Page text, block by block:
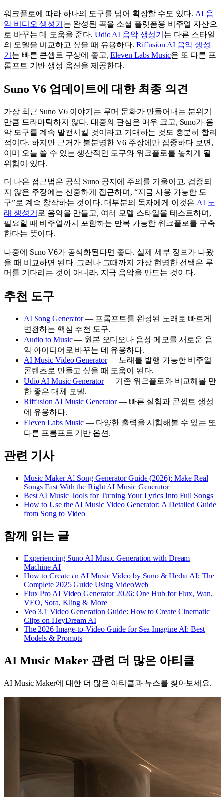
워크플로에 따라 하나의 도구를 넘어 확장할 수도 있다. AI 음
악 비디오 생성기 는 완성된 곡을 소셜 플랫폼용 비주얼 자산으
로 바꾸는 데 도움을 준다. Udio AI 음악 생성기 는 다른 스타일
의 모델을 비교하고 싶을 때 유용하다. Riffusion AI 음악 생성
기 는 빠른 콘셉트 구상에 좋고, Eleven Labs Music은 또 다른 프
롬프트 기반 생성 옵션을 제공한다.
Suno V6 업데이트에 대한 최종 의견
가장 최근 Suno V6 이야기는 루머 문화가 만들어내는 분위기
만큼 드라마틱하지 않다. 대중의 관심은 매우 크고, Suno가 음
악 도구를 계속 발전시킬 것이라고 기대하는 것도 충분히 합리
적이다. 하지만 근거가 불분명한 V6 주장에만 집중하다 보면,
이미 오늘 쓸 수 있는 생산적인 도구와 워크플로를 놓치게 될
위험이 있다.
더 나은 접근법은 공식 Suno 공지에 주의를 기울이고, 검증되
지 않은 주장에는 신중하게 접근하며, “지금 사용 가능한 도
구”로 계속 창작하는 것이다. 대부분의 독자에게 이것은 AI 노
래 생성기 로 음악을 만들고, 여러 모델 스타일을 테스트하며,
필요할 때 비주얼까지 포함하는 반복 가능한 워크플로를 구축
한다는 뜻이다.
나중에 Suno V6가 공식화된다면 좋다. 실제 세부 정보가 나왔
을 때 비교하면 된다. 그러나 그때까지 가장 현명한 선택은 루
머를 기다리는 것이 아니라, 지금 음악을 만드는 것이다.
추천 도구
AI Song Generator— 프롬프트를 완성된 노래로 빠르게
변환하는 핵심 추천 도구.
Audio to Music — 원본 오디오나 음성 메모를 새로운 음
악 아이디어로 바꾸는 데 유용하다.
AI Music Video Generator— 노래를 발행 가능한 비주얼
콘텐츠로 만들고 싶을 때 도움이 된다.
Udio AI Music Generator— 기존 워크플로와 비교해볼 만
한 좋은 대체 모델.
Riffusion AI Music Generator— 빠른 실험과 콘셉트 생성
에 유용하다.
Eleven Labs Music — 다양한 출력을 시험해볼 수 있는 또
다른 프롬프트 기반 옵션.
관련 기사
Music Maker AI Song Generator Guide (2026): Make Real
Songs Fast With the Right AI Music Generator
Best AI Music Tools for Turning Your Lyrics Into Full Songs
How to Use the AI Music Video Generator: A Detailed Guide
from Song to Video
함께 읽는 글
Experiencing Suno AI Music Generation with Dream
Machine AI
How to Create an AI Music Video by Suno & Hedra AI: The
Complete 2025 Guide Using VideoWeb
Flux Pro AI Video Generator 2026: One Hub for Flux, Wan,
VEO, Sora, Kling & More
Veo 3.1 Video Generation Guide: How to Create Cinematic
Clips on HeyDream AI
The 2026 Image-to-Video Guide for Sea Imagine AI: Best
Models & Prompts
AI Music Maker 관련 더 많은 아티클
AI Music Maker에 대한 더 많은 아티클과 뉴스를 찾아보세요.